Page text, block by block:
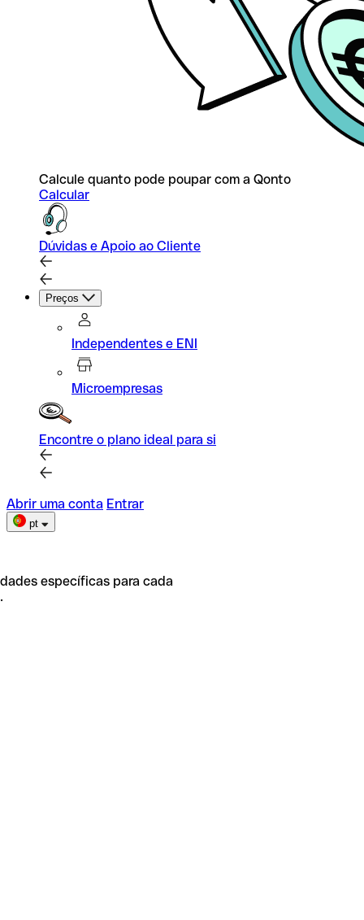
Calcule quanto pode poupar com a Qonto
Calcular
Dúvidas e Apoio ao Cliente
Preços
Independentes e ENI
Microempresas
Encontre o plano ideal para si
Abrir uma conta Entrar
pt
específicas para cada